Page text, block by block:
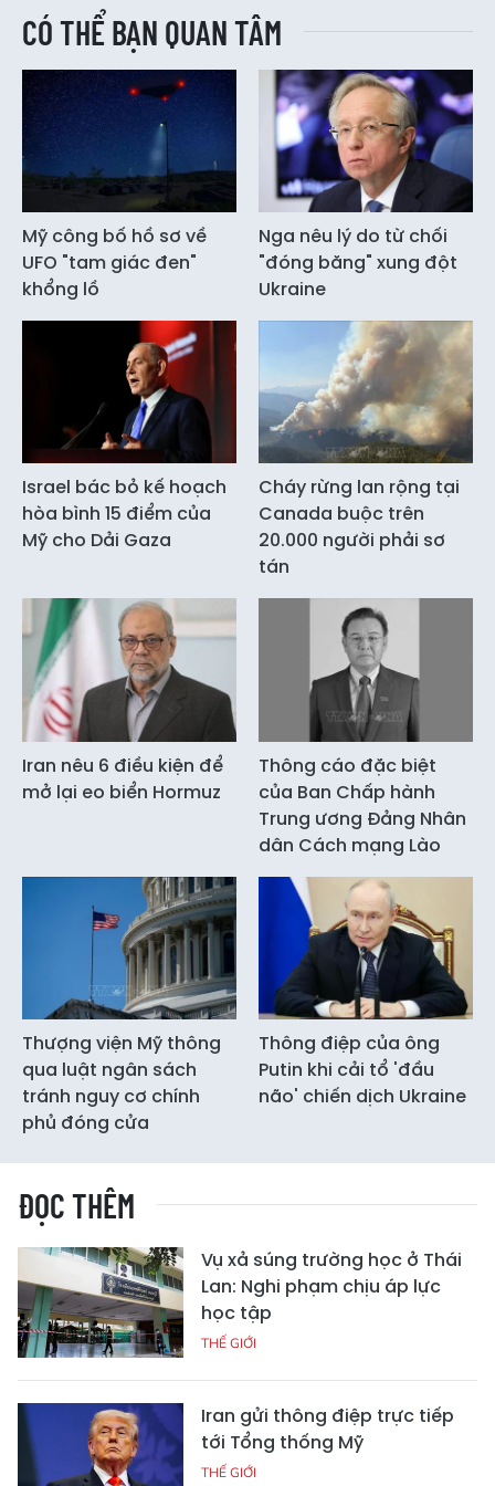
CÓ THỂ BẠN QUAN TÂM
Mỹ công bố hồ sơ về
UFO "tam giác đen"
khổng lồ
Nga nêu lý do từ chối
"đóng băng" xung đột
Ukraine
Israel bác bỏ kế hoạch
hòa bình 15 điểm của
Mỹ cho Dải Gaza
Cháy rừng lan rộng tại
Canada buộc trên
20.000 người phải sơ
tán
Iran nêu 6 điều kiện để
mở lại eo biển Hormuz
Thông cáo đặc biệt
của Ban Chấp hành
Trung ương Đảng Nhân
dân Cách mạng Lào
Thượng viện Mỹ thông
qua luật ngân sách
tránh nguy cơ chính
phủ đóng cửa
Thông điệp của ông
Putin khi cải tổ 'đầu
não' chiến dịch Ukraine
ĐỌC THÊM
Vụ xả súng trường học ở Thái
Lan: Nghi phạm chịu áp lực
học tập
THẾ GIỚI
Iran gửi thông điệp trực tiếp
tới Tổng thống Mỹ
THẾ GIỚI